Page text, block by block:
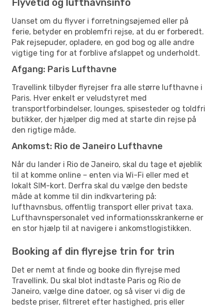
Flyvetid og lufthavnsinfo
Uanset om du flyver i forretningsøjemed eller på
ferie, betyder en problemfri rejse, at du er forberedt.
Pak rejsepuder, opladere, en god bog og alle andre
vigtige ting for at forblive afslappet og underholdt.
Afgang: Paris Lufthavne
Travellink tilbyder flyrejser fra alle større lufthavne i
Paris. Hver enkelt er veludstyret med
transportforbindelser, lounges, spisesteder og toldfri
butikker, der hjælper dig med at starte din rejse på
den rigtige måde.
Ankomst: Rio de Janeiro Lufthavne
Når du lander i Rio de Janeiro, skal du tage et øjeblik
til at komme online – enten via Wi-Fi eller med et
lokalt SIM-kort. Derfra skal du vælge den bedste
måde at komme til din indkvartering på:
lufthavnsbus, offentlig transport eller privat taxa.
Lufthavnspersonalet ved informationsskrankerne er
en stor hjælp til at navigere i ankomstlogistikken.
Booking af din flyrejse trin for trin
Det er nemt at finde og booke din flyrejse med
Travellink. Du skal blot indtaste Paris og Rio de
Janeiro, vælge dine datoer, og så viser vi dig de
bedste priser, filtreret efter hastighed, pris eller